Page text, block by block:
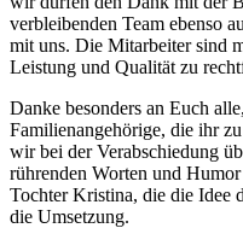
verbleibenden Team ebenso
mit uns. Die Mitarbeiter sind
Leistung und Qualität zu
Danke besonders an Euch
Familienangehörige, die ihr
wir bei der Verabschiedung
rührenden Worten und
Tochter Kristina, die die Idee
die Umsetzung.